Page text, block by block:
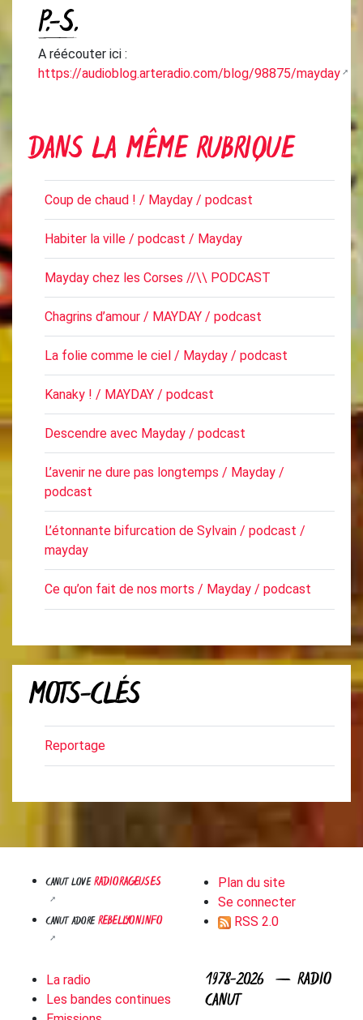
P.-S.
A réécouter ici :
https://audioblog.arteradio.com/blog/98875/mayday
DANS LA MÊME RUBRIQUE
Coup de chaud ! / Mayday / podcast
Habiter la ville / podcast / Mayday
Mayday chez les Corses //\\ PODCAST
Chagrins d’amour / MAYDAY / podcast
La folie comme le ciel / Mayday / podcast
Kanaky ! / MAYDAY / podcast
Descendre avec Mayday / podcast
L’avenir ne dure pas longtemps / Mayday /
podcast
L’étonnante bifurcation de Sylvain / podcast /
mayday
Ce qu’on fait de nos morts / Mayday / podcast
MOTS-CLÉS
Reportage
CANUT LOVERADIORAGEUSES
CANUT ADOREREBELLYON.INFO
Plan du site
Se connecter
RSS 2.0
La radio
Les bandes continues
1978-2026 — RADIO
CANUT